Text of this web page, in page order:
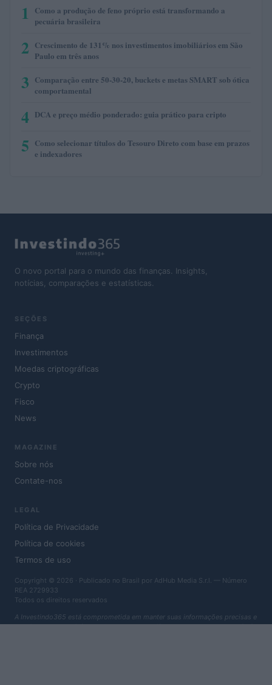
1
Como a produção de feno próprio está transformando a
pecuária brasileira
2 Crescimento de 131% nos investimentos imobiliários em São
Paulo em três anos
3 Comparação entre 50-30-20, buckets e metas SMART sob ótica
comportamental
4 DCA e preço médio ponderado: guia prático para cripto
5 Como selecionar títulos do Tesouro Direto com base em prazos
e indexadores
O novo portal para o mundo das finanças. Insights,
notícias, comparações e estatísticas.
SEÇÕES
Finança
Investimentos
Moedas criptográficas
Crypto
Fisco
News
MAGAZINE
Sobre nós
Contate-nos
LEGAL
Política de Privacidade
Política de cookies
Termos de uso
Copyright © 2026 · Publicado no Brasil por AdHub Media S.r.l. — Número
REA 2729933
Todos os direitos reservados
A Investindo365 está comprometida em manter suas informações precisas e
atualizadas. Essas informações podem ser diferentes daquelas que você vê